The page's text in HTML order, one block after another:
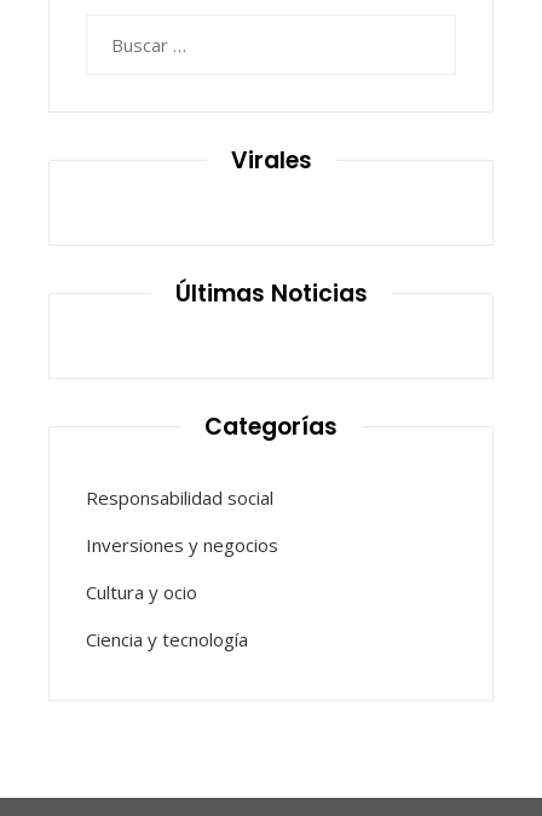
Virales
Últimas Noticias
Categorías
Responsabilidad social
Inversiones y negocios
Cultura y ocio
Ciencia y tecnología